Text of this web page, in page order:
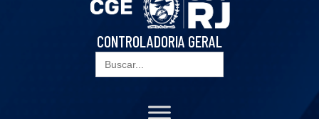
CONTROLADORIA GERAL
Search
for: